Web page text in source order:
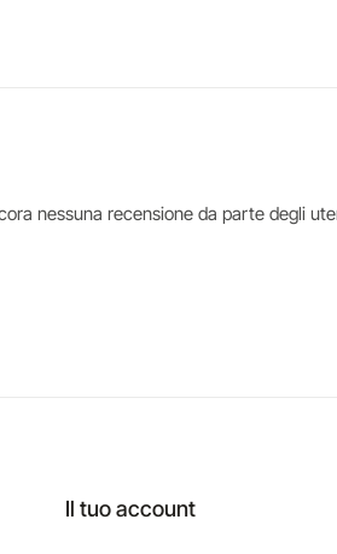
nessuna recensione da parte degli
Il tuo account